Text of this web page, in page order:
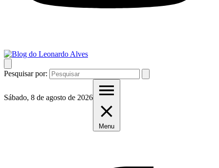
Pesquisar por:
Sábado, 8 de agosto de 2026
Menu